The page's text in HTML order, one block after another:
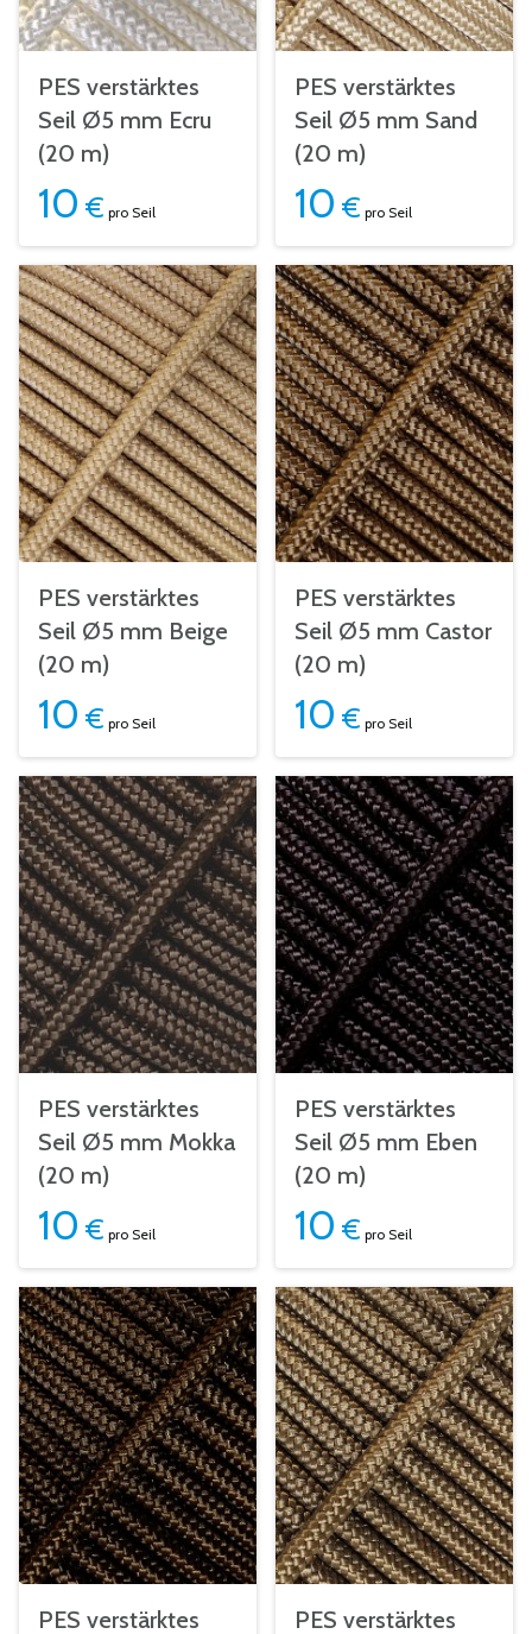
PES verstärktes
Seil Ø5 mm Ecru
(20 m)
10 € pro Seil
PES verstärktes
Seil Ø5 mm Sand
(20 m)
10 € pro Seil
PES verstärktes
Seil Ø5 mm Beige
(20 m)
10 € pro Seil
PES verstärktes
Seil Ø5 mm Castor
(20 m)
10 € pro Seil
PES verstärktes
Seil Ø5 mm Mokka
(20 m)
10 € pro Seil
PES verstärktes
Seil Ø5 mm Eben
(20 m)
10 € pro Seil
PES verstärktes PES verstärktes